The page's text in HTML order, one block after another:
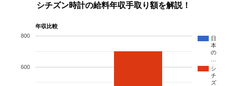
シチズン時計の給料年収手取り額を解説！
年収比較
日
本
の
シ
チ
ズ
600
800